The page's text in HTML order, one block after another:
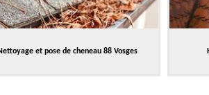
et pose de cheneau 88 Vosges